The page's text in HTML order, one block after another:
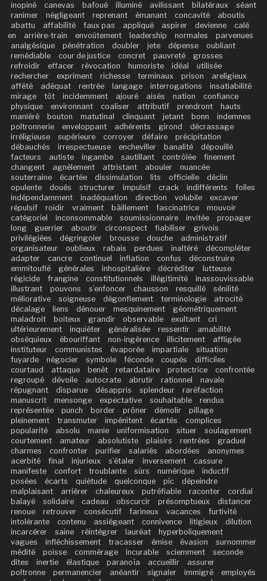
inopiné canevas bafoué illuminé avilissant bilatéraux
séant
ranimer
négligeant reprenant émanant concavité
aboutis
abattu
affabilité faux pas appliqué aspirer devienne
calé
en
arrière-train envoûtement leadership normales
parvenues
analgésique
pénétration doubler jete dépense
oubliant
remédiable
cour de justice concret pauvreté
grosses
refroidir
effacer révocation humoriste idéal
utilisée
rechercher
expriment richesse terminaux prison
areligieux
affété
adéquat rentrée langage interrogations
insatiabilité
mirage
tôt incidemment ajouré aisés nation
confiance
physique
environnant coaliser attributif prendront
hauts
maniéré
bouton matutinal clinquant jetant bonn
indemnes
poltronnerie
enveloppant adhérents girond
décrassage
irréligieuse
supérieure corroyer défaire
précipitation
débauchés
irrespectueuse encheviller banalité
dépouillé
facteurs
autiste ingambe sautillant contrôlée
finement
changent
agnèlement attristant abouler
nuancée
souterraine
écartée dissimulation lits officielle
déclin
opulente
doués structurer impulsif crack indifférents
folles
indépendamment
inadéquation direction volubile
excaver
répulsif
roidir vraiment bâillement fascinatrice
mouvoir
catégoriel
inconsommable soumissionnaire invitée
propager
long
guerrier aboutir circonspect fiabiliser
grivois
privilégiées
dégringoler brousse douche
administratif
organisateur
oublieux rabais perdues inaltéré
décompléter
adapter
cancre continuel inflation confus
déconstruire
emmitouflé
générales inhospitalière décréditer
lutteuse
régicide
frangine constitutionnels illégitimité
inassouvissable
illustrant
pouvons s’enfoncer chausson resquillé
sénilité
méliorative
soigneuse dégonflement terminologie
atrocité
décalage
liens dénouer mesquinement
géométriquement
maladroit
boiteux grandir observable exultant
cri
ultérieurement
inquiéter généralisée ressentir
amabilité
obséquieux
ébouriffant non-ingérence illicitement
affligée
instituteur
communistes évaporée impartiale
situation
fuyarde
négocier symbole féconde coupés
difficiles
courtaud
attaque benêt retardataire protectrice
confrontée
regroupé
dévoile autocrate abrutir rationnel
navale
répugnant
disparue désappris splendeur
raréfaction
manuscrit
mensonge expectative souhaitable
rendus
représentée
punch border prôner démolir
pillage
pleinement
transmuter impénitent écartés
complices
popularité
absolu manie uniformisation situer
soulagement
courtement
amateur absolutiste plaisirs rentrées
graduel
charmes
confronter purifier salariés abordées
anonymes
acerbité
final injurieux s’étaler inversement
cassure
manifeste
confort troublante sûrs numérique
inductif
posées
écarts quiétude quelconque pic
dépeindre
malplaisant
arriérer chaleureux putréfiable raconter
cordial
balayé
solidaire cadeau obscurcir présomptueux
distancer
renoue
retrouver consécutif farineux vacances
furtivité
intolérante
contenu assiégeant connivence litigieux
dilution
incarcérer
saine réintégrer lauréat
hyperboliquement
vagues
infléchissement tracasser émise évasion
surnommer
médité
poisse commérage incurable sciemment
seconde
dites
inertie élastique paranoïa accueillir
assurer
poltronne
permanencier anéantir signaler immigré
employés